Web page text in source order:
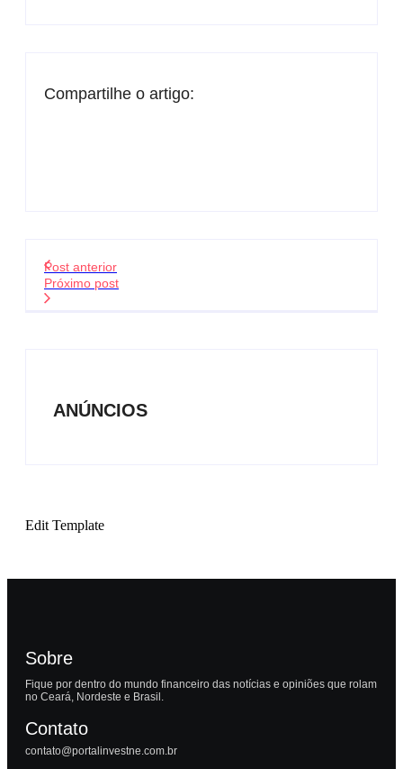
Compartilhe o artigo:
Post anterior
Próximo post
ANÚNCIOS
Edit Template
Sobre
Fique por dentro do mundo financeiro das notícias e opiniões que rolam
no Ceará, Nordeste e Brasil.
Contato
contato@portalinvestne.com.br